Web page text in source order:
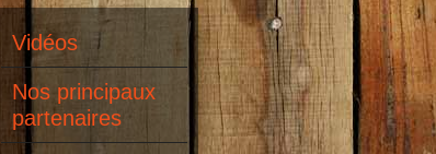
Vidéos
Nos principaux
partenaires